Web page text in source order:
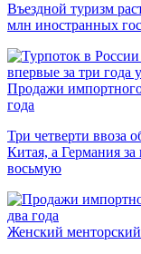
Въездной туризм
млн иностранных
Продажи импортного
года
Три четверти ввоза
Китая, а Германия за
восьмую
Женский